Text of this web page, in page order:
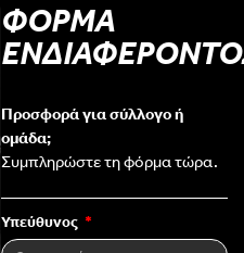
ΦΟΡΜΑ
Προσφορά για σύλλογο ή
ομάδα;
Συμπληρώστε τη φόρμα τώρα.
Υπεύθυνος